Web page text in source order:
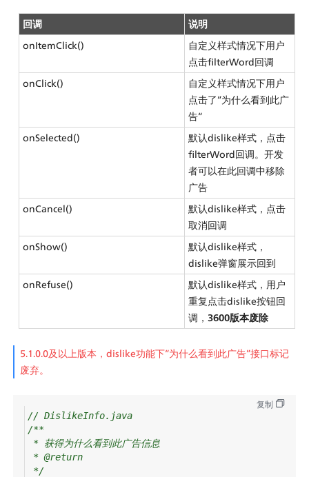
回调
说明
onItemClick()
自定义样式情况下用户
点击filterWord回调
onClick()
自定义样式情况下用户
点击了”为什么看到此广
告“
onSelected()
默认dislike样式，点击
filterWord回调。开发
者可以在此回调中移除
广告
onCancel()
默认dislike样式，点击
取消回调
onShow()
默认dislike样式，
dislike弹窗展示回到
onRefuse()
默认dislike样式，用户
重复点击dislike按钮回
调，3600版本废除
5.1.0.0及以上版本，dislike功能下“为什么看到此广告”接口标记
废弃。
复制
// DislikeInfo.java
/**
* 获得为什么看到此广告信息
* @return
*/